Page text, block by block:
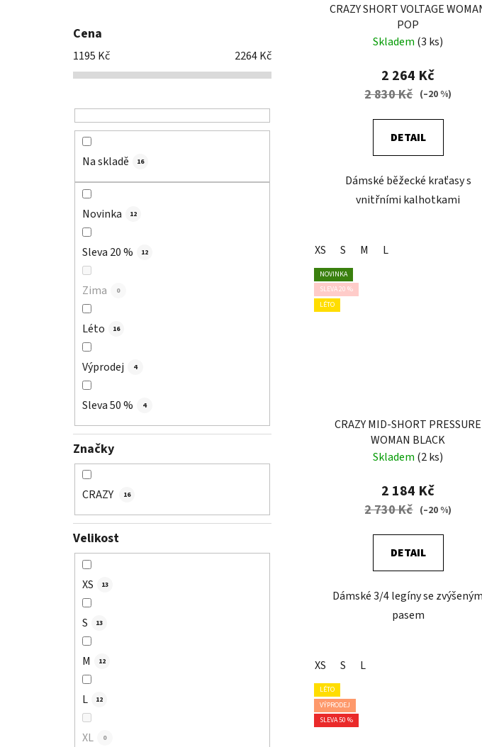
Cena
1195 Kč 2264Kč
Na skladě 16
Novinka 12
Sleva 20 % 12
Zima 0
Léto 16
Výprodej 4
Sleva 50 % 4
Značky
CRAZY 16
Velikost
XS 13
S 13
M 12
L 12
XL 0
CRAZY SHORT VOLTAGE
POP
Skladem (3 ks)
2 264 Kč
2 830 Kč (–20 %)
DETAIL
Dámské běžecké kraťasy s
vnitřními kalhotkami
XS S M L
NOVINKA
SLEVA 20 %
LÉTO
CRAZY MID-SHORT PRESSURE
WOMAN BLACK
Skladem (2 ks)
2 184 Kč
2 730 Kč (–20 %)
DETAIL
Dámské 3/4 legíny se zvýšeným
pasem
XS S L
LÉTO
VÝPRODEJ
SLEVA 50 %